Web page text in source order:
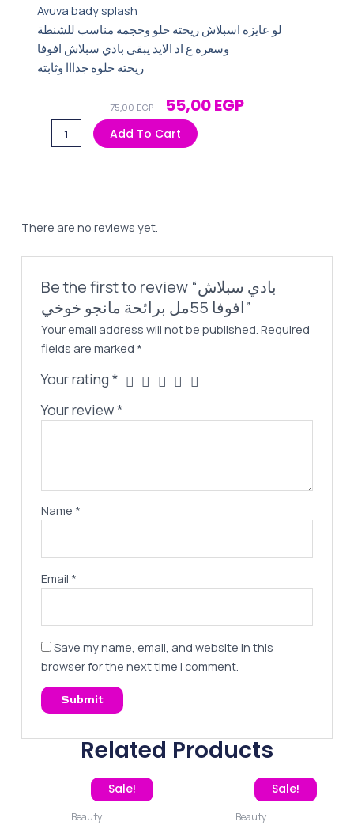
Avuva bady splash
لو عايزه اسبلاش ريحته حلو وحجمه مناسب للشنطة
وسعره ع اد الايد يبقى بادي سبلاش افوفا
ريحته حلوه جدااا وثابته
75,00EGP Original
Price
Was:
55,00EGPCurrent
سبلاش
مانجو
quantity
Add To Cart
There are no reviews yet.
Be the first to review “بادي سبلاش
افوفا 55مل برائحة مانجو خوخي”
Your email address will not be published. Required
fields are marked *
Your rating*
Your review*
Name *
Email *
Save my name, email, and website in this
browser for the next time I comment.
Related Products
Sale!
Beauty
Original price was: 260,00 EGP.
Current price is: 195,00 EGP. Sale!
Beauty
Original price was:
Current